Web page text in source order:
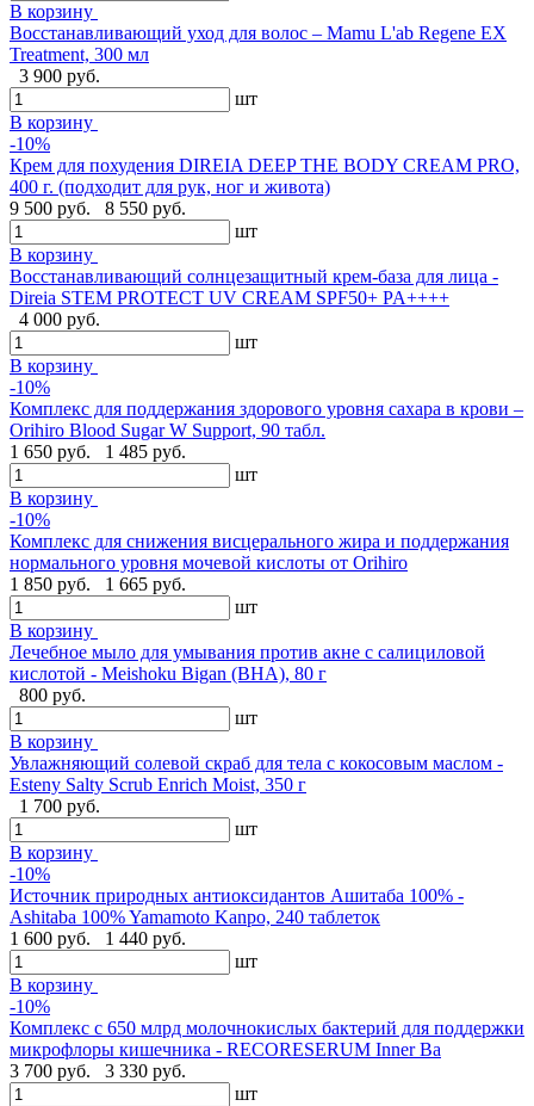
В корзину
Восстанавливающий уход для волос – Mamu L'ab Regene EX
Treatment, 300 мл
3 900 руб.
шт
В корзину
-10%
Крем для похудения DIREIA DEEP THE BODY CREAM PRO,
400 г. (подходит для рук, ног и живота)
9 500 руб.
8 550 руб.
шт
В корзину
Восстанавливающий солнцезащитный крем-база для лица -
Direia STEM PROTECT UV CREAM SPF50+ PA++++
4 000 руб.
шт
В корзину
-10%
Комплекс для поддержания здорового уровня сахара в крови –
Orihiro Blood Sugar W Support, 90 табл.
1 650 руб.
1 485 руб.
шт
В корзину
-10%
Комплекс для снижения висцерального жира и поддержания
нормального уровня мочевой кислоты от Orihiro
1 850 руб.
1 665 руб.
шт
В корзину
Лечебное мыло для умывания против акне с салициловой
кислотой - Meishoku Bigan (BHA), 80 г
800 руб.
шт
В корзину
Увлажняющий солевой скраб для тела с кокосовым маслом -
Esteny Salty Scrub Enrich Moist, 350 г
1 700 руб.
шт
В корзину
-10%
Источник природных антиоксидантов Ашитаба 100% -
Ashitaba 100% Yamamoto Kanpo, 240 таблеток
1 600 руб.
1 440 руб.
шт
В корзину
-10%
Комплекс с 650 млрд молочнокислых бактерий для поддержки
микрофлоры кишечника - RECORESERUM Inner Ba
3 700 руб.
3 330 руб.
шт